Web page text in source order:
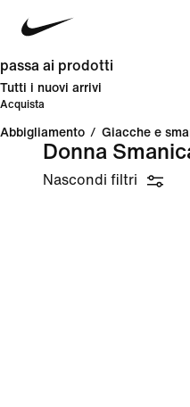
passa ai prodotti
Tutti i nuovi arrivi
Acquista
Abbigliamento / Giacche e
Donna
Nascondi filtri